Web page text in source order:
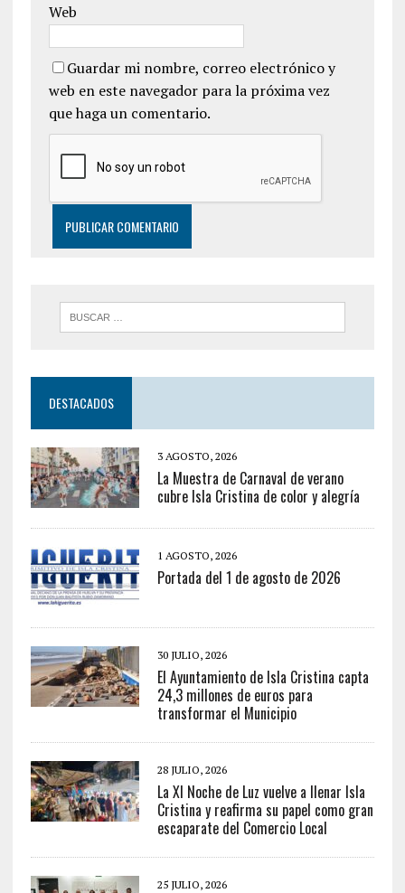
Web
Guardar mi nombre, correo electrónico y
web en este navegador para la próxima vez
que haga un comentario.
DESTACADOS
3 AGOSTO, 2026
La Muestra de Carnaval de verano
cubre Isla Cristina de color y alegría
1 AGOSTO, 2026
Portada del 1 de agosto de 2026
30 JULIO, 2026
El Ayuntamiento de Isla Cristina capta
24,3 millones de euros para
transformar el Municipio
28 JULIO, 2026
La XI Noche de Luz vuelve a llenar Isla
Cristina y reafirma su papel como gran
escaparate del Comercio Local
25 JULIO, 2026